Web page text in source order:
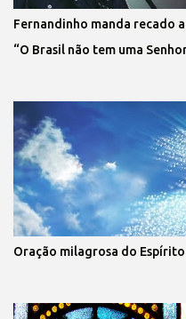
Fernandinho manda recado
“O Brasil não tem uma
Oração milagrosa do